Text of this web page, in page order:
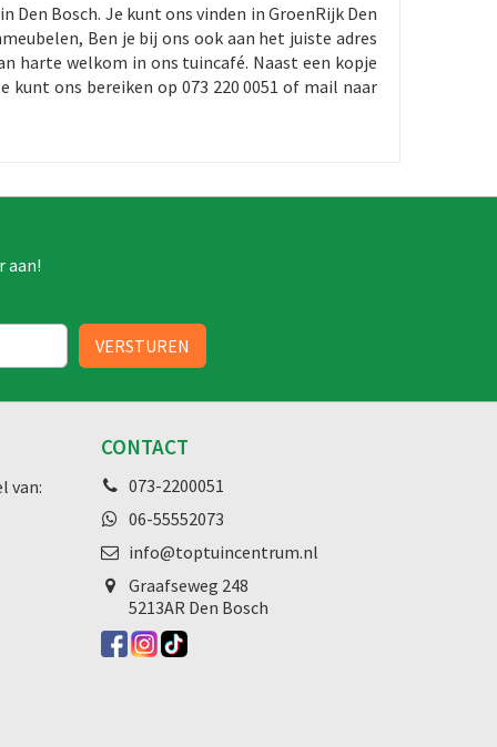
Bosch. Je kunt ons vinden in GroenRijk Den
Ben je bij ons ook aan het juiste adres
harte welkom in ons tuincafé. Naast een kopje
ons bereiken op 073 220 0051 of mail naar
aan!
van:
CONTACT
073-2200051
06-55552073
info@toptuincentrum.nl
Graafseweg 248
5213AR Den Bosch